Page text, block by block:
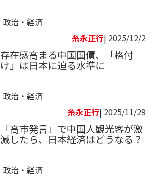
政治・経済
糸永正行| 2025/12/2
存在感高まる中国国債、「格付
け」は日本に迫る水準に
政治・経済
糸永正行| 2025/11/29
「高市発言」で中国人観光客が激
減したら、日本経済はどうなる？
政治・経済